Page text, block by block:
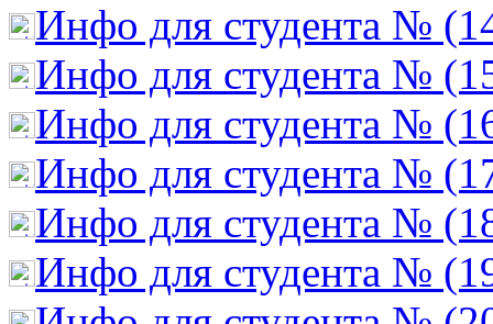
Инфо для студента №
Инфо для студента №
Инфо для студента №
Инфо для студента №
Инфо для студента №
Инфо для студента №